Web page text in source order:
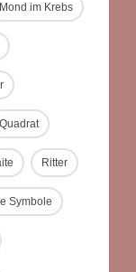
Mond im Krebs
Quadrat
Ritter
Symbole